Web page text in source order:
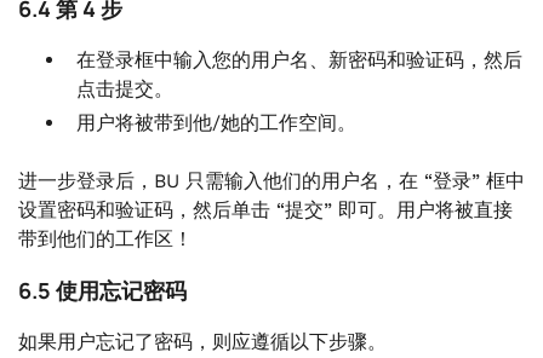
6.4 第 4 步
在登录框中输入您的用户名、新密码和验证码，然后
点击提交。
用户将被带到他/她的工作空间。
进一步登录后，BU 只需输入他们的用户名，在 “登录” 框中
设置密码和验证码，然后单击 “提交” 即可。用户将被直接
带到他们的工作区！
6.5 使用忘记密码
如果用户忘记了密码，则应遵循以下步骤。